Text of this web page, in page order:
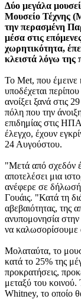
Δύο μεγάλα
Μουσείο Τέχνης
την περασμένη
μέσα στις
χωρητικότητα,
κλειστά λόγω της
Το Met, που έμεινε
υποδέχεται
ανοίξει ξανά στις
πόλη που την
επιδημίας στις
έλεγχο, έχουν
24 Αυγούστου.
"Μετά από σχεδόν
αποτελέσει μια
ανέφερε σε δήλωσή
Γουάις. "Κατά τη
αβεβαιότητας, της
ανυπομονησία
να καλωσορίσουμε
Μολαταύτα, το
κατά το 25% της
προκρατήσεις,
μεταξύ του
Whitney, το οποίο